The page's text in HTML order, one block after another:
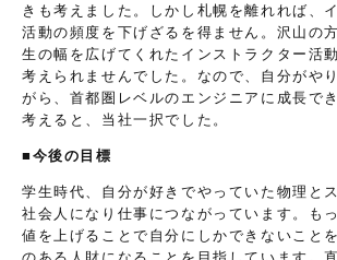
きも考えました。しかし札幌を離れれば、
活動の頻度を下げざるを得ません。沢山の
生の幅を広げてくれたインストラクター活
考えられませんでした。なので、自分がや
がら、首都圏レベルのエンジニアに成長で
考えると、当社一択でした。
■今後の目標
学生時代、自分が好きでやっていた物理と
社会人になり仕事につながっています。も
値を上げることで自分にしかできないこと